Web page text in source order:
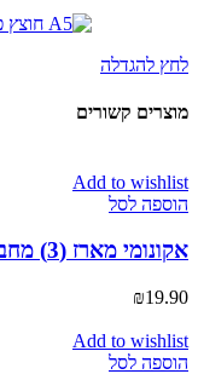
לחץ להגדלה
מוצרים קשורים
Add to wishlist
הוספה לסל
אקונומי מארז (3) מחברת A4שורה 72דף 56גרם פסטל
₪19.90
Add to wishlist
הוספה לסל